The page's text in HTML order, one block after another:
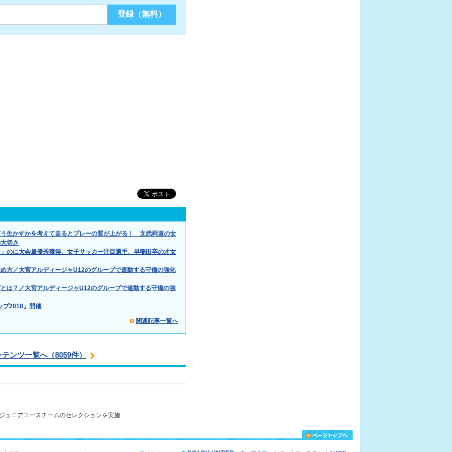
生かすかを考えて走るとプレーの質が上がる！ 文武両道の女
切さ
のに大会最優秀獲得、女子サッカー注目選手、早稲田卒の才女
方／大宮アルディージャU12のグループで連動する守備の強化
は？／大宮アルディージャU12のグループで連動する守備の強
プ2018」開催
関連記事一覧へ
ンツ一覧へ（8059件）
ュニアユースチームのセレクションを実施